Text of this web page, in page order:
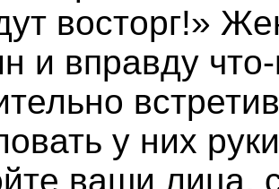
восторг!»
и вправду
у них
ваши лица,